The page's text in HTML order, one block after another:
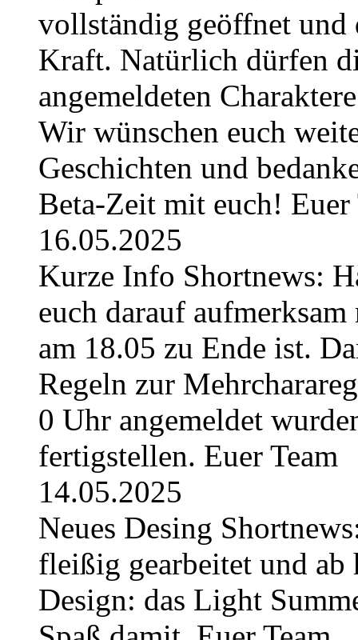
vollständig geöffnet und
Kraft. Natürlich dürfen
angemeldeten
Wir wünschen euch
Geschichten und
Beta-Zeit mit euch! Euer
16.05.2025
Kurze Info Shortnews:
euch darauf aufmerksam
am 18.05 zu Ende ist.
Regeln zur
0 Uhr angemeldet
fertigstellen. Euer Team
14.05.2025
Neues Desing
fleißig gearbeitet und ab
Design: das Light